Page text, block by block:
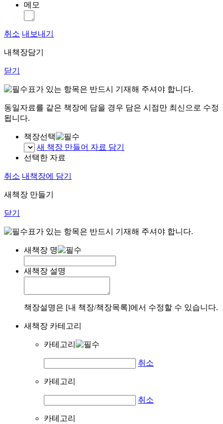
메모
취소 내보내기
내책장담기
닫기
표가 있는 항목은 반드시 기재해 주셔야 합니다.
동일자료를 같은 책장에 담을 경우 담은 시점만 최신으로 수정
됩니다.
책장선택
새 책장 만들어 자료 담기
선택한 자료
취소 내책장에 담기
새책장 만들기
닫기
표가 있는 항목은 반드시 기재해 주셔야 합니다.
새책장 명
새책장 설명
책장설명은 [내 책장/책장목록]에서 수정할 수 있습니다.
새책장 카테고리
카테고리
취소
카테고리
취소
카테고리